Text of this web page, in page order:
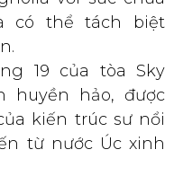
được một khung cảnh